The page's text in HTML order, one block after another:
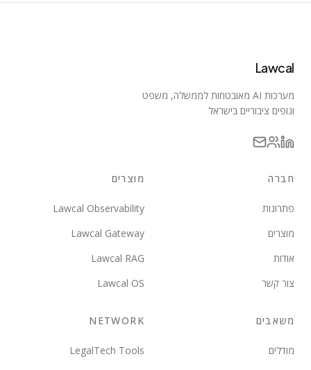
Lawcal
מערכות AI מאובטחות לממשלה, משפט
וגופים ציבוריים בישראל
חברה
פתרונות
מוצרים
אודות
צור קשר
מוצרים
Lawcal Observability
Lawcal Gateway
Lawcal RAG
Lawcal OS
משאבים
מודלים
NETWORK
LegalTech Tools